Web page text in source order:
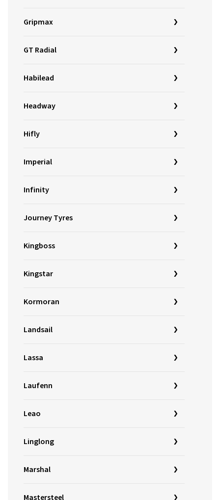
Gripmax
GT Radial
Habilead
Headway
Hifly
Imperial
Infinity
Journey Tyres
Kingboss
Kingstar
Kormoran
Landsail
Lassa
Laufenn
Leao
Linglong
Marshal
Mastersteel